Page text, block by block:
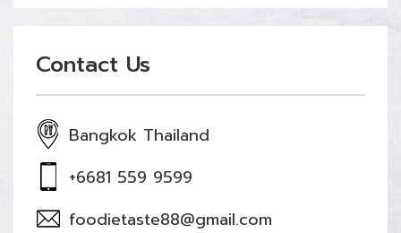
Contact Us
Bangkok Thailand
+6681 559 9599
foodietaste88@gmail.com